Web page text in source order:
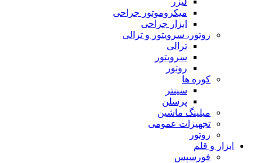
میکروموتور جراحی
ابزار جراحی
روتور، سرویتور و ترالی
ترالی
سرویتور
روتور
کوره ها
سینتر
پرسلن
میلینگ ماشین
تجهیزات عمومی
روتور
ابزار و قلم
فورسپس